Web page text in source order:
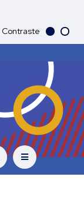
Contraste